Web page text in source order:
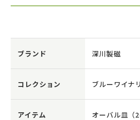
ブランド 深川製磁
コレクション ブルーワイナ
アイテム オーバル皿（